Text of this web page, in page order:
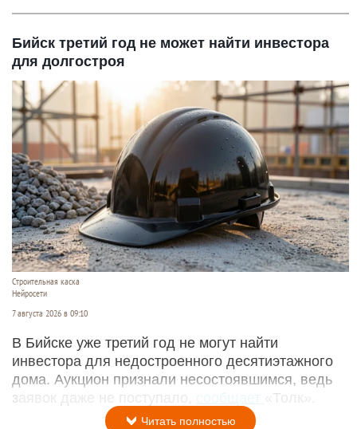
Бийск третий год не может найти инвестора
для долгостроя
Строительная каска
Нейросети
7 августа 2026 в 09:10
В Бийске уже третий год не могут найти
инвестора для недостроенного десятиэтажного
дома. Аукцион признали несостоявшимся, ведь
заявок даже не поступало,
сообщает «Толк».
Читать полностью